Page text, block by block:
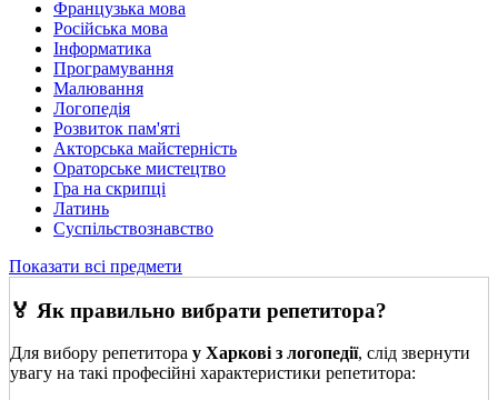
Французька мова
Російська мова
Інформатика
Програмування
Малювання
Логопедія
Розвиток пам'яті
Акторська майстерність
Ораторське мистецтво
Гра на скрипці
Латинь
Суспільствознавство
Показати всі предмети
🏅 Як правильно вибрати репетитора?
Для вибору репетитора у Харкові з логопедії, слід звернути
увагу на такі професійні характеристики репетитора: